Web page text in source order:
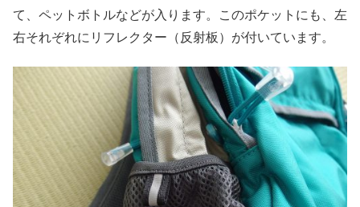
て、ペットボトルなどが入ります。このポケットにも、左
右それぞれにリフレクター（反射板）が付いています。